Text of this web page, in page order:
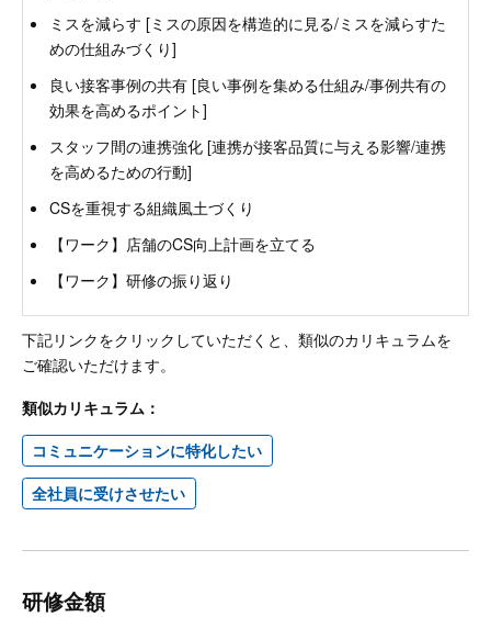
ミスを減らす [ミスの原因を構造的に見る/ミスを減らすた
めの仕組みづくり]
良い接客事例の共有 [良い事例を集める仕組み/事例共有の
効果を高めるポイント]
スタッフ間の連携強化 [連携が接客品質に与える影響/連携
を高めるための行動]
CSを重視する組織風土づくり
【ワーク】店舗のCS向上計画を立てる
【ワーク】研修の振り返り
下記リンクをクリックしていただくと、類似のカリキュラムを
ご確認いただけます。
類似カリキュラム：
コミュニケーションに特化したい
全社員に受けさせたい
研修金額